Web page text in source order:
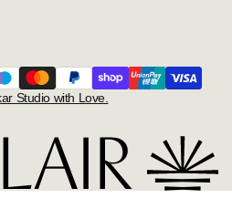
Studio with Love.